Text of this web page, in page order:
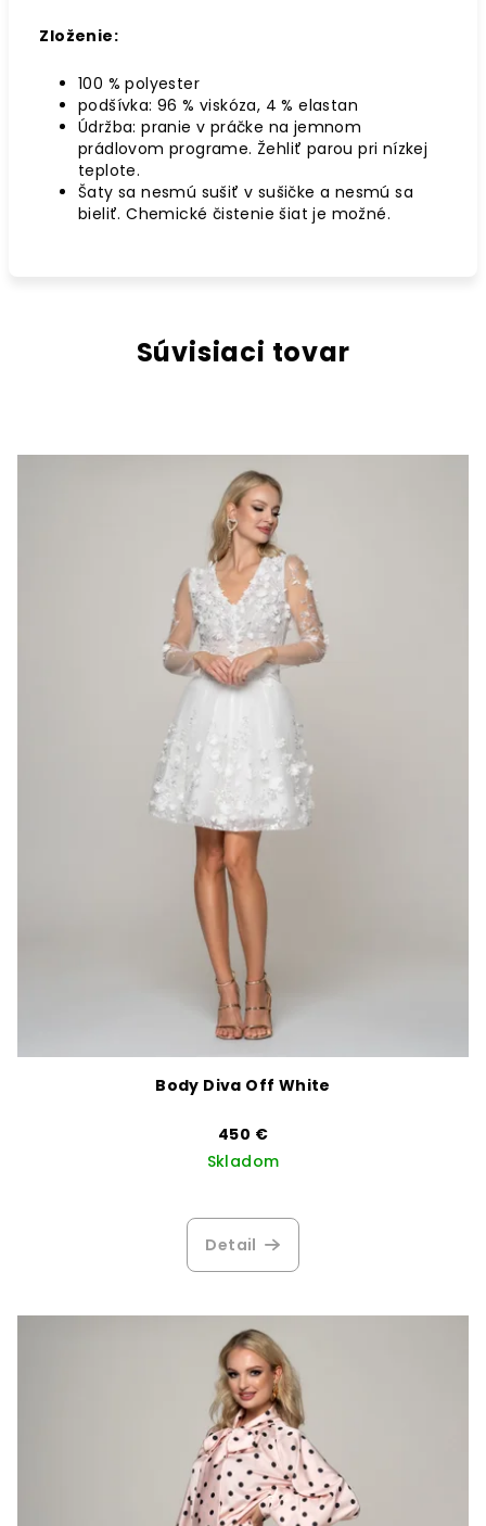
Zloženie:
100 % polyester
podšívka: 96 % viskóza, 4 % elastan
Údržba: pranie v práčke na jemnom
prádlovom programe. Žehliť parou pri nízkej
teplote.
Šaty sa nesmú sušiť v sušičke a nesmú sa
bieliť. Chemické čistenie šiat je možné.
Súvisiaci tovar
Body Diva Off White
450 €
Skladom
Detail